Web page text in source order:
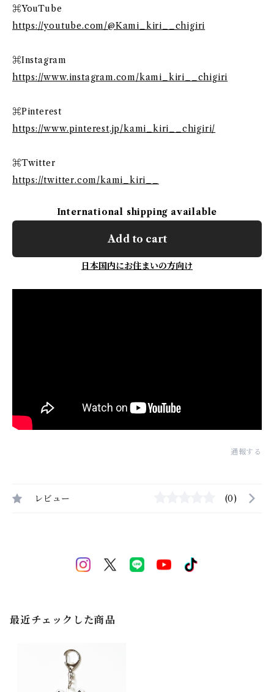
⌘YouTube
https://youtube.com/@Kami_kiri__chigiri
⌘Instagram
https://www.instagram.com/kami_kiri__chigiri
⌘Pinterest
https://www.pinterest.jp/kami_kiri__chigiri/
⌘Twitter
https://twitter.com/kami_kiri__
International shipping available
Add to cart
日本国内にお住まいの方向け
通報する
レビュー (0)
最近チェックした商品